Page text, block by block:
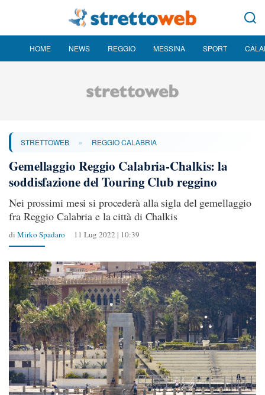
HOME NEWS REGGIO MESSINA SPORT
STRETTOWEB » REGGIO CALABRIA
Gemellaggio Reggio Calabria-Chalkis: la
soddisfazione del Touring Club reggino
Nei prossimi mesi si procederà alla sigla del gemellaggio
fra Reggio Calabria e la città di Chalkis
di Mirko Spadaro 11 Lug 2022 | 10:39